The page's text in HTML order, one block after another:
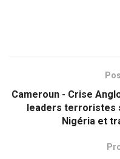
Cameroun - Crise
leaders terroristes
Nigéria et